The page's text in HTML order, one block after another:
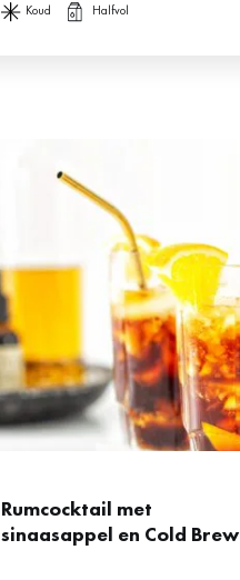
koud halfvol
Rumcocktail met
sinaasappel en Cold Brew